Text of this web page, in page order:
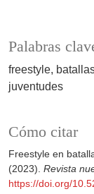
Palabras
freestyle
juventudes
Cómo citar
Freestyle en
(2023). Revista
https://doi.org/